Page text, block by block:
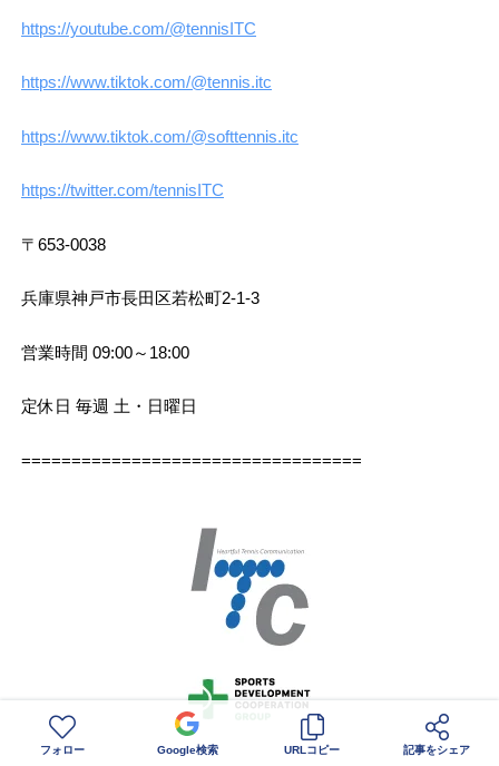
https://youtube.com/@tennisITC
https://www.tiktok.com/@tennis.itc
https://www.tiktok.com/@softtennis.itc
https://twitter.com/tennisITC
〒653-0038
兵庫県神戸市長田区若松町2-1-3
営業時間 09:00～18:00
定休日 毎週 土・日曜日
==================================
フォロー Google検索 URLコピー 記事をシェア